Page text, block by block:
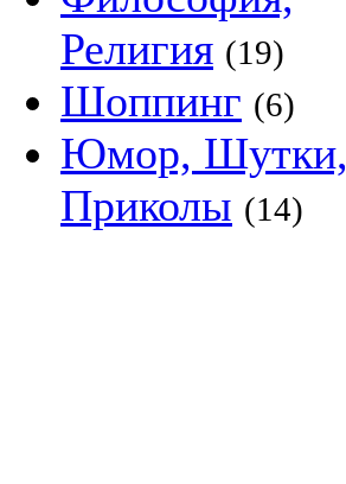
Религия (19)
Шоппинг (6)
Юмор, Шутки,
Приколы (14)